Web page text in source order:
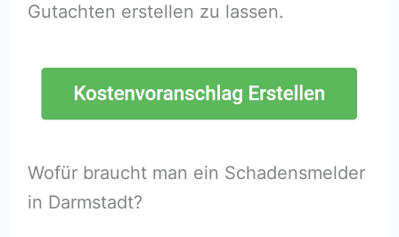
Gutachten erstellen zu lassen.
Wofür braucht man ein Schadensmelder
in Darmstadt?